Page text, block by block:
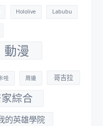
Hololive Labubu
動漫
哇 周邊 哥吉拉
綜合
的英雄學院